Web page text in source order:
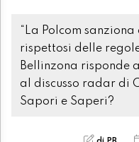
“La Polcom
rispettosi delle
Bellinzona risponde
al discusso radar di
Sapori e Saperi?